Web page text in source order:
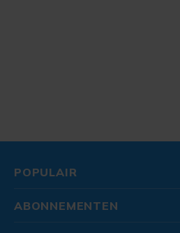
POPULAIR
ABONNEMENTEN